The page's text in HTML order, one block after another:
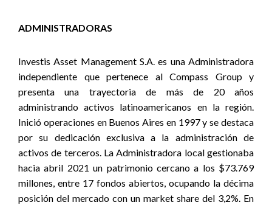
ADMINISTRADORAS
Investis Asset Management S.A. es una Administradora
independiente que pertenece al Compass Group y
presenta una trayectoria de más de 20 años
administrando activos latinoamericanos en la región.
Inició operaciones en Buenos Aires en 1997 y se destaca
por su dedicación exclusiva a la administración de
activos de terceros. La Administradora local gestionaba
hacia abril 2021 un patrimonio cercano a los $73.769
millones, entre 17 fondos abiertos, ocupando la décima
posición del mercado con un market share del 3,2%. En